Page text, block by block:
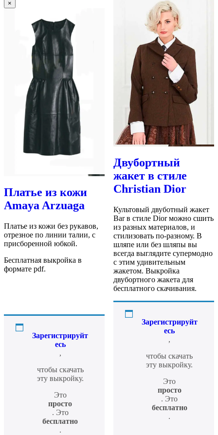
×
Платье из кожи
Amaya Arzuaga
Платье из кожи без рукавов,
отрезное по линии талии, с
присборенной юбкой.
Бесплатная выкройка в
формате pdf.
Зарегистрируйт
есь
,
чтобы скачать
эту выкройку.
Это
просто
. Это
бесплатно
.
Двубортный
жакет в стиле
Christian Dior
Культовый двуботный жакет
Bar в стиле Dior можно сшить
из разных материалов, и
стилизовать по-разному. В
шляпе или без шляпы вы
всегда выглядите супермодно
с этим удивительным
жакетом. Выкройка
двубортного жакета для
бесплатного скачивания.
Зарегистрируйт
есь
,
чтобы скачать
эту выкройку.
Это
просто
. Это
бесплатно
.